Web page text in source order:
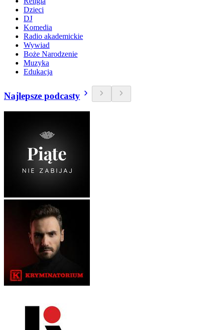
Dzieci
DJ
Komedia
Radio akademickie
Wywiad
Boże Narodzenie
Muzyka
Edukacja
Najlepsze podcasty